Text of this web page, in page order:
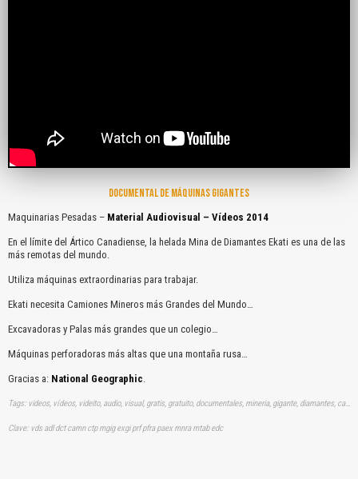
DOCUMENTAL DE MÁQUINAS GIGANTES
Maquinarias Pesadas – Material Audiovisual – Vídeos 2014
En el límite del Ártico Canadiense, la helada Mina de Diamantes Ekati es una de las
más remotas del mundo.
Utiliza máquinas extraordinarias para trabajar.
Ekati necesita Camiones Mineros más Grandes del Mundo…
Excavadoras y Palas más grandes que un colegio…
Máquinas perforadoras más altas que una montaña rusa…
Gracias a: National Geographic.
Tags: videos, vídeos, videito, audio, visual, gratis, gratuito, documentales, mineria, gigante, diamantes, camion, palas, perforadoras, importante
Clave: vds adl dct camn ctp mgig exgi prf pfra paex mnra mtab edc